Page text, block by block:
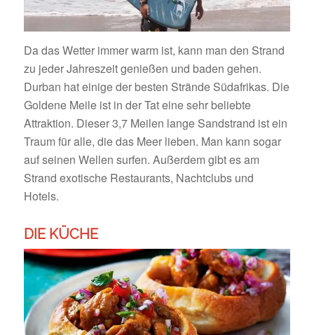
Da das Wetter immer warm ist, kann man den Strand
zu jeder Jahreszeit genießen und baden gehen.
Durban hat einige der besten Strände Südafrikas. Die
Goldene Meile ist in der Tat eine sehr beliebte
Attraktion. Dieser 3,7 Meilen lange Sandstrand ist ein
Traum für alle, die das Meer lieben. Man kann sogar
auf seinen Wellen surfen. Außerdem gibt es am
Strand exotische Restaurants, Nachtclubs und
Hotels.
DIE KÜCHE